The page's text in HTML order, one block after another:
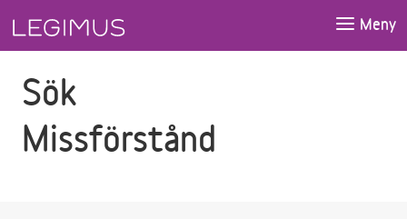
Meny
Sök
Missförstånd